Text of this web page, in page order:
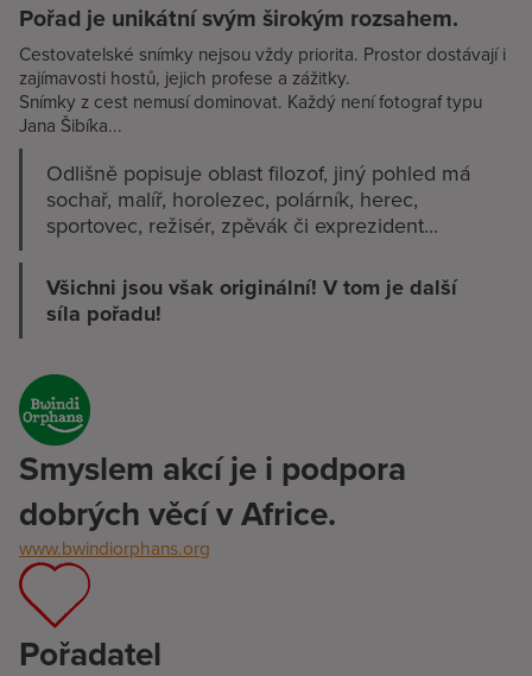
Pořad je unikátní svým širokým rozsahem.
Cestovatelské snímky nejsou vždy priorita. Prostor dostávají i
zajímavosti hostů, jejich profese a zážitky.
Snímky z cest nemusí dominovat. Každý není fotograf typu
Jana Šibíka...
Odlišně popisuje oblast filozof, jiný pohled má
sochař, malíř, horolezec, polárník, herec,
sportovec, režisér, zpěvák či exprezident...
Všichni jsou však originální! V tom je další
síla pořadu!
Smyslem akcí je i podpora
dobrých věcí v Africe.
www.bwindiorphans.org
Pořadatel